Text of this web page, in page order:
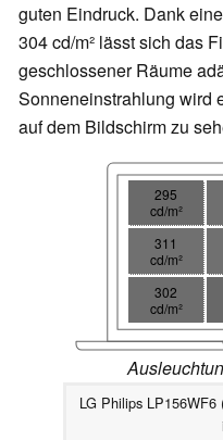
guten Eindruck. Dank
304 cd/m² lässt sich das
geschlossener Räume
Sonneneinstrahlung wird
auf dem Bildschirm zu
295
cd/m²
311
cd/m²
302
cd/m²
LG Philips